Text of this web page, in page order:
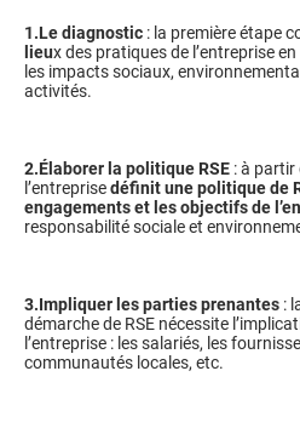
1.Le diagnostic : la première étape
lieux des pratiques de l’entreprise
les impacts sociaux,
activités.
2.Élaborer la politique RSE : à partir
l’entreprisedéfinit une politique de
engagements et les objectifs de
responsabilité sociale et
3.Impliquer les parties prenantes :
démarche de RSE nécessite
l’entreprise : les salariés, les
communautés locales, etc.